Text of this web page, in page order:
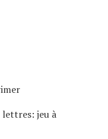
lettres: jeu à